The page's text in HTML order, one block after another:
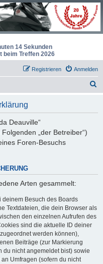
14 Sekunden
beim Treffen 2026
Anmelden
Registrieren
Deauville“
„der Betreiber“)
Foren-Besuchs
Arten gesammelt:
deinem Besuch des Boards
Textdateien, die dein Browser als
den einzelnen Aufrufen des
sind die aktuelle ID deiner
werden können),
Beiträge (zur Markierung
du nicht angemeldet bist) sowie
Umfragen (sofern du nicht